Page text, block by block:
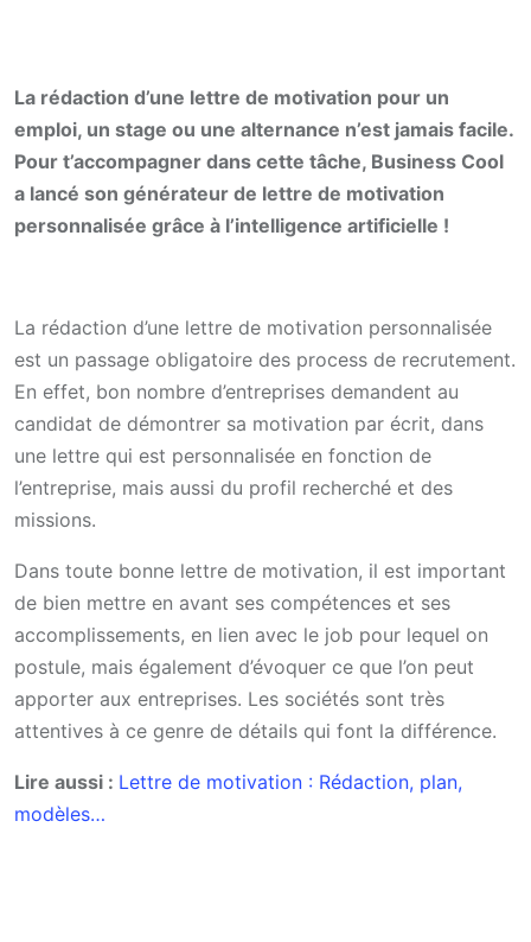
La rédaction d’une lettre de motivation pour un
emploi, un stage ou une alternance n’est jamais facile.
Pour t’accompagner dans cette tâche, Business Cool
a lancé son générateur de lettre de motivation
personnalisée grâce à l’intelligence artificielle !
La rédaction d’une lettre de motivation personnalisée
est un passage obligatoire des process de recrutement.
En effet, bon nombre d’entreprises demandent au
candidat de démontrer sa motivation par écrit, dans
une lettre qui est personnalisée en fonction de
l’entreprise, mais aussi du profil recherché et des
missions.
Dans toute bonne lettre de motivation, il est important
de bien mettre en avant ses compétences et ses
accomplissements, en lien avec le job pour lequel on
postule, mais également d’évoquer ce que l’on peut
apporter aux entreprises. Les sociétés sont très
attentives à ce genre de détails qui font la différence.
Lire aussi : Lettre de motivation : Rédaction, plan,
modèles…